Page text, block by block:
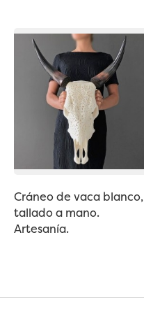
Cráneo de vaca blanco,
tallado a mano.
Artesanía.